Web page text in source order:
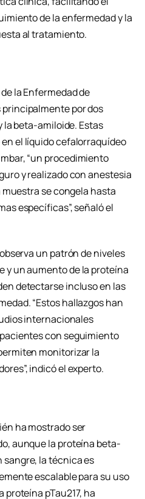
de la enfermedad y la
al tratamiento.
la Enfermedad de
por dos
beta-amiloide. Estas
el líquido cefalorraquídeo
“un procedimiento
y realizado con anestesia
se congela hasta
específicas”, señaló el
un patrón de niveles
y un aumento de la proteína
detectarse incluso en las
“Estos hallazgos han
internacionales
con seguimiento
monitorizar la
indicó el experto.
ha mostrado ser
aunque la proteína beta-
sangre, la técnica es
escalable para su uso
proteína pTau217, ha